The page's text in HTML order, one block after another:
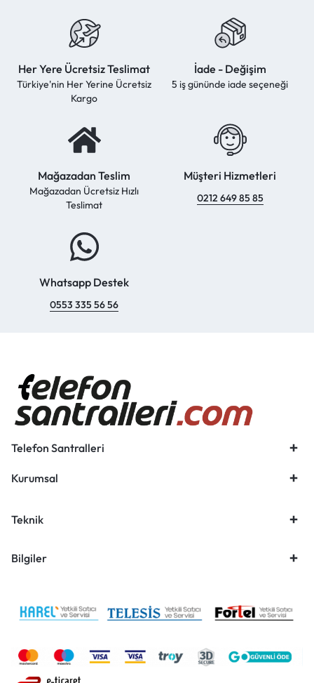
Her Yere Ücretsiz Teslimat
Türkiye'nin Her Yerine Ücretsiz
Kargo
İade - Değişim
5 iş gününde iade seçeneği
Mağazadan Teslim
Mağazadan Ücretsiz Hızlı
Teslimat
Müşteri Hizmetleri
0212 649 85 85
Whatsapp Destek
0553 335 56 56
Telefon Santralleri
Kurumsal
Teknik
Bilgiler